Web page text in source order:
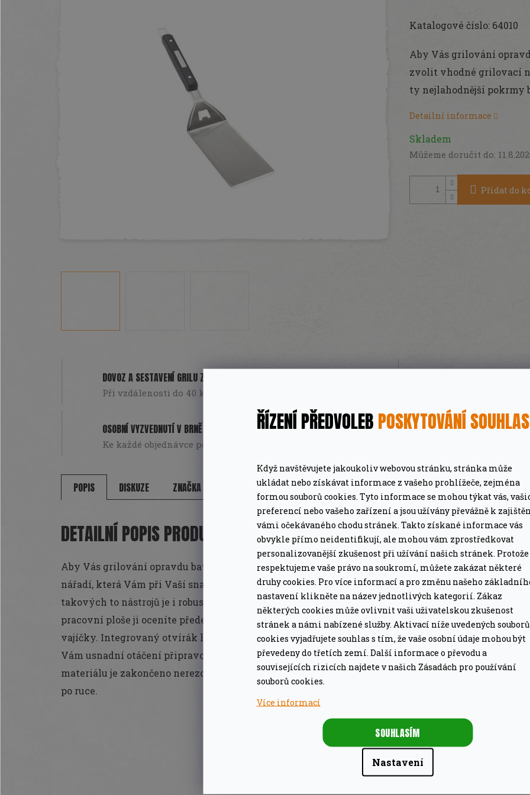
ŘÍZENÍ PŘEDVOLEB POSKYTOVÁNÍ
Když navštěvujete jakoukoliv webovou stránku, stránka může
ukládat nebo získávat informace z vašeho prohlížeče, zejména
formou souborů cookies. Tyto informace se mohou týkat vás,
preferencí nebo vašeho zařízení a jsou užívány převážně k
vámi očekávaného chodu stránek. Takto získané informace vás
obvykle přímo neidentifikují, ale mohou vám zprostředkovat
personalizovanější zkušenost při užívání našich stránek. Protože
respektujeme vaše právo na soukromí, můžete zakázat některé
druhy cookies. Pro více informací a pro změnu našeho
nastavení klikněte na název jednotlivých kategorií. Zákaz
některých cookies může ovlivnit vaši uživatelskou zkušenost
stránek a námi nabízené služby. Aktivací níže uvedených souborů
cookies vyjadřujete souhlas s tím, že vaše osobní údaje mohou být
převedeny do třetích zemí. Další informace o převodu a
souvisejících rizicích najdete v našich Zásadách pro používání
souborů cookies.
Více informací
Nastavení
SOUHLASÍM
cena:
Skladem
Můžeme doručit do:
Přidat do
Katalogové číslo: 64010
Aby Vás grilování
zvolit vhodné grilovací
ty nejlahodnější pokrmy
Detailní informace
DOVOZ A SESTAVENÍ GRILU ZDARMA
Při vzdálenosti do 40 km od Brna. Pouze pro grily nad 15 tis. Kč.
OSOBNÍ VYZVEDNUTÍ V BRNĚ
Ke každé objednávce poukázka na další nákup jako dárek
PROFESIONÁLNÍ
Poradíme online i
POPIS DISKUZE ZNAČKA
DETAILNÍ POPIS PRODUKTU
Aby Vás grilování opravdu bavilo a nestalo se noční můrou je třeba zvolit vhodné grilovací
nářadí, která Vám při Vaší snaze vytvořit ty nejlahodnější pokrmy bude nápomocno. Jedním z
takových to nástrojů je i robustní nerezová obracečka Broil King Imperial. Díky opravdu dlouhé
pracovní ploše ji oceníte především při manipulaci s většími kusy masa, hamburgery, sýry či
vajíčky. Integrovaný otvírák lahví piva potěší nejen pivaře. Dlouhá rukojeť
Vám usnadní otáčení připravovaných specialit i v zadní části grilu. Madlo z odolného
materiálu je zakončeno nerezovým očkem pro snadné zavěšení, obracečku tak budete mít stále
po ruce.